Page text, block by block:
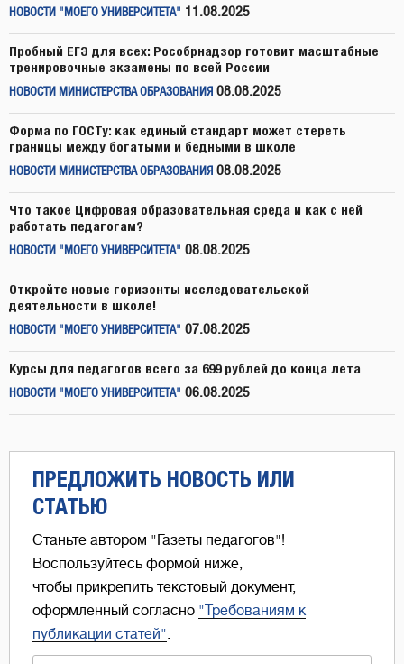
НОВОСТИ "МОЕГО УНИВЕРСИТЕТА" 11.08.2025
Пробный ЕГЭ для всех: Рособрнадзор готовит масштабные
тренировочные экзамены по всей России
НОВОСТИ МИНИСТЕРСТВА ОБРАЗОВАНИЯ 08.08.2025
Форма по ГОСТу: как единый стандарт может стереть
границы между богатыми и бедными в школе
НОВОСТИ МИНИСТЕРСТВА ОБРАЗОВАНИЯ 08.08.2025
Что такое Цифровая образовательная среда и как с ней
работать педагогам?
НОВОСТИ "МОЕГО УНИВЕРСИТЕТА" 08.08.2025
Откройте новые горизонты исследовательской
деятельности в школе!
НОВОСТИ "МОЕГО УНИВЕРСИТЕТА" 07.08.2025
Курсы для педагогов всего за 699 рублей до конца лета
НОВОСТИ "МОЕГО УНИВЕРСИТЕТА" 06.08.2025
ПРЕДЛОЖИТЬ НОВОСТЬ ИЛИ
СТАТЬЮ
Станьте автором "Газеты педагогов"!
Воспользуйтесь формой ниже,
чтобы прикрепить текстовый документ,
оформленный согласно "Требованиям к
публикации статей".